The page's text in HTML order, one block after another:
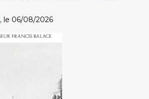
le 06/08/2026